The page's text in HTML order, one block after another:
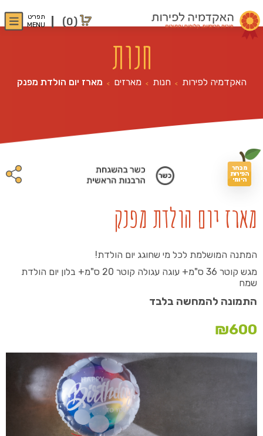
(0)
תפריט
MENU
חנות
האקדמיה לפירות > חנות > מארזים > מארז יום הולדת מפנק
מבחר
הפירות
היומי
מארז יום הולדת מפנק
המתנה המושלמת לכל מי שחוגג יום הולדת!
מגש קוטר 36 ס"מ+ עוגה עגולה קוטר 20 ס"מ+ בלון יום הולדת
שמח
התמונה להמחשה בלבד
₪600